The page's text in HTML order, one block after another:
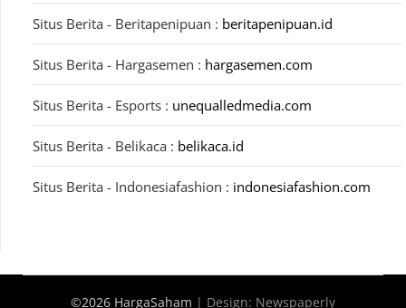
Situs Berita - Beritapenipuan : beritapenipuan.id
Situs Berita - Hargasemen : hargasemen.com
Situs Berita - Esports : unequalledmedia.com
Situs Berita - Belikaca : belikaca.id
Situs Berita - Indonesiafashion : indonesiafashion.com
©2026 HargaSaham | Design: Newspaperly